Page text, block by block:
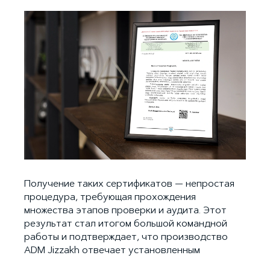
Получение таких сертификатов — непростая
процедура, требующая прохождения
множества этапов проверки и аудита. Этот
результат стал итогом большой командной
работы и подтверждает, что производство
ADM Jizzakh отвечает установленным